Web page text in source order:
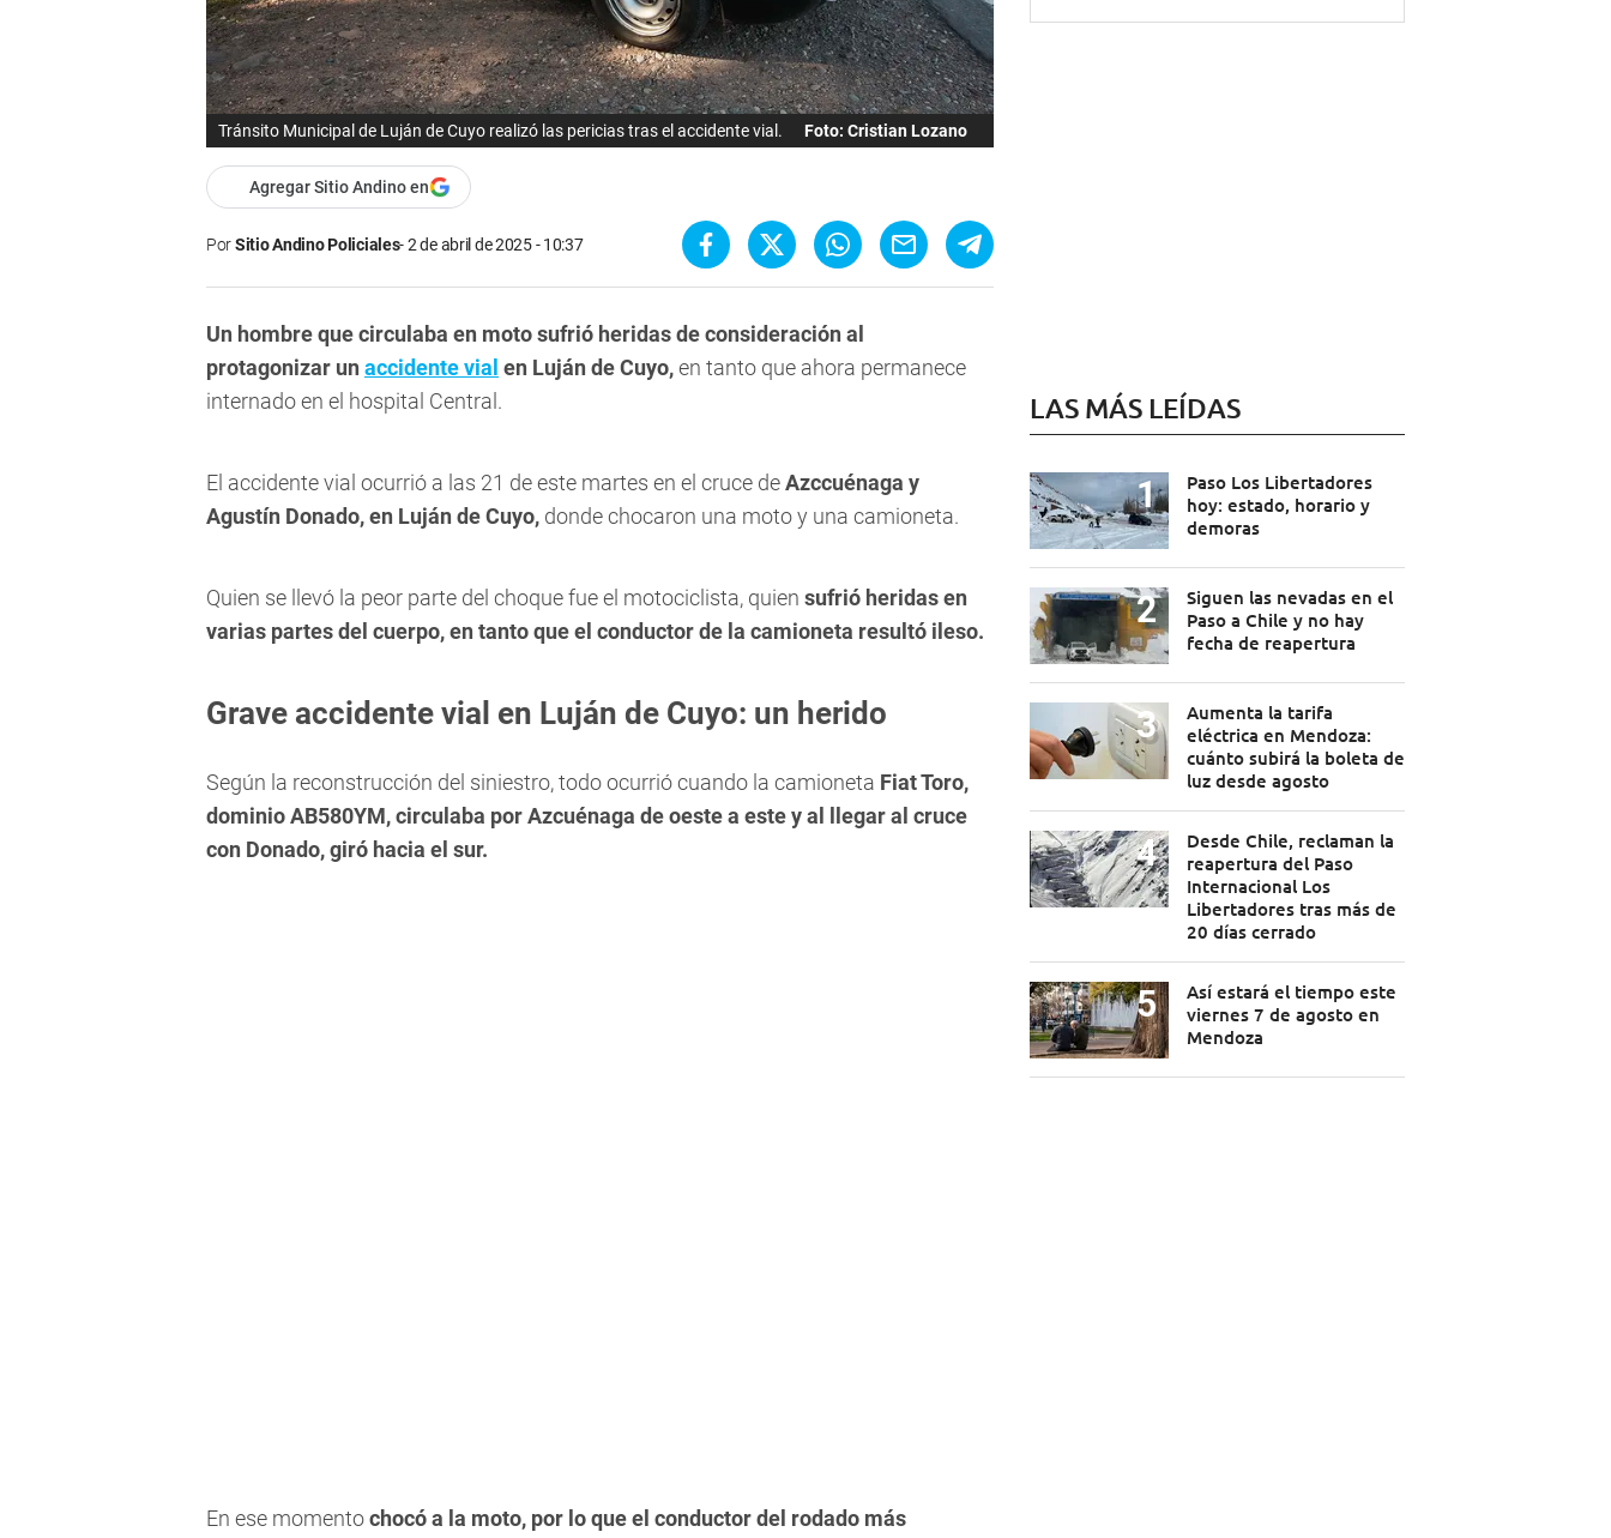
Tránsito Municipal de Luján de Cuyo realizó las pericias tras el accidente vial. Foto: Cristian Lozano
Agregar Sitio Andino en
PorSitio Andino Policiales 2 de abril de 2025 - 10:37
Un hombre que circulaba en moto sufrió heridas de consideración al
protagonizar un accidente vial en Luján de Cuyo,en tanto que ahora permanece
internado en el hospital Central.
El accidente vial ocurrió a las 21 de este martes en el cruce deAzccuénaga y
Agustín Donado, en Luján de Cuyo, donde chocaron una moto y una camioneta.
Quien se llevó la peor parte del choque fue el motociclista, quien sufrió heridas en
varias partes del cuerpo, en tanto que el conductor de la camioneta resultó ileso.
Grave accidente vial en Luján de Cuyo: un herido
Según la reconstrucción del siniestro, todo ocurrió cuando la camioneta Fiat Toro,
dominio AB580YM, circulaba por Azcuénaga de oeste a este y al llegar al cruce
con Donado, giró hacia el sur.
En ese momentochocó a la moto, por lo que el conductor del rodado más
LAS MÁS LEÍDAS
Paso Los Libertadores
hoy: estado, horario y
demoras
Siguen las nevadas en el
Paso a Chile y no hay
fecha de reapertura
Aumenta la tarifa
eléctrica en Mendoza:
cuánto subirá la boleta de
luz desde agosto
Desde Chile, reclaman la
reapertura del Paso
Internacional Los
Libertadores tras más de
20 días cerrado
Así estará el tiempo este
viernes 7 de agosto en
Mendoza